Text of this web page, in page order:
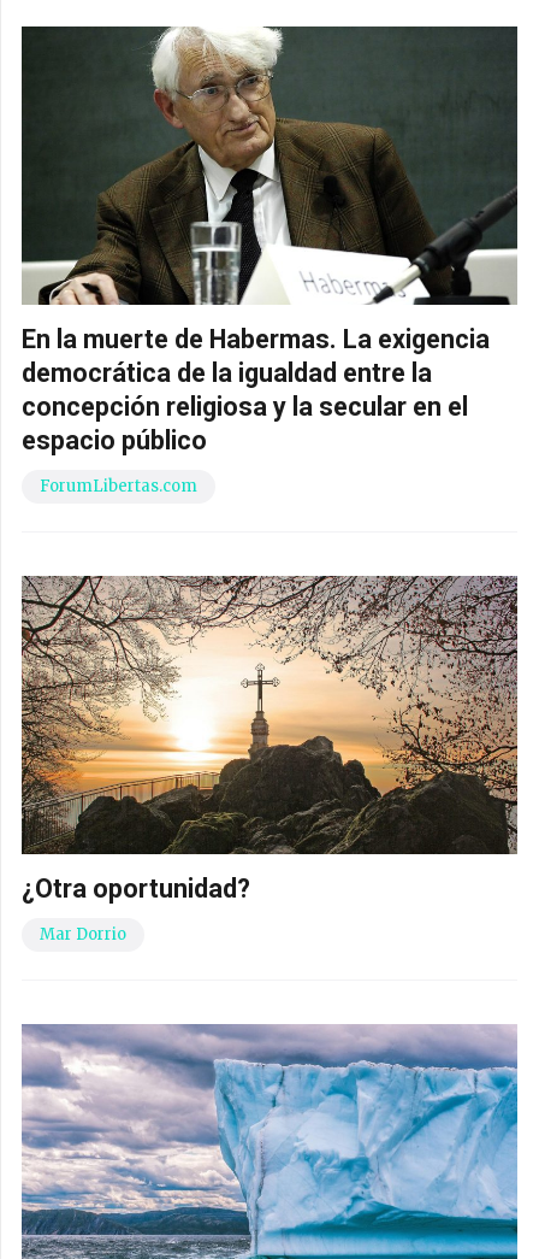
En la muerte de Habermas. La exigencia
democrática de la igualdad entre la
concepción religiosa y la secular en el
espacio público
ForumLibertas.com
¿Otra oportunidad?
Mar Dorrio